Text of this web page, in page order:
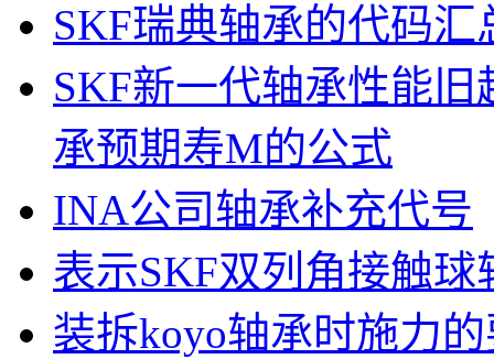
SKF瑞典轴承的代码汇
SKF新一代轴承性能
承预期寿M的公式
INA公司轴承补充代号
表示SKF双列角接触球
装拆koyo轴承时施力